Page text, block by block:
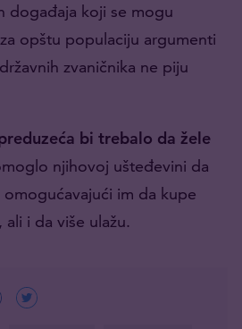
događaja koji se mogu
opštu populaciju argumenti
zvaničnika ne piju
bi trebalo da žele
njihovoj ušteđevini da
im da kupe
i da više ulažu.